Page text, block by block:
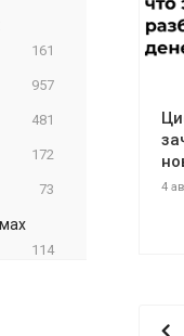
4
161
957
481
172
73
114